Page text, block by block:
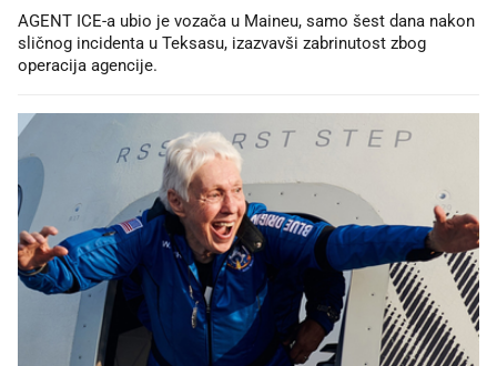
AGENT ICE-a ubio je vozača u Maineu, samo šest dana nakon
sličnog incidenta u Teksasu, izazvavši zabrinutost zbog
operacija agencije.